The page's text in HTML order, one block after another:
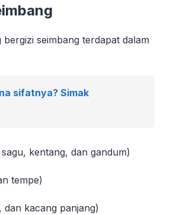
seimbang terdapat dalam
sifatnya? Simak
kentang, dan gandum)
tempe)
kacang panjang)